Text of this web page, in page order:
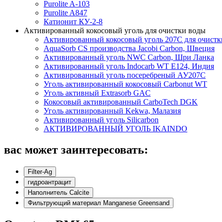
Purolite A-103
Purolite A847
Катионит КУ-2-8
Активированный кокосовый уголь для очистки воды
Активированный кокосовый уголь 207C для
AquaSorb CS производства Jacobi Carbon, Швеция
Активированный уголь NWC Carbon, Шри Ланка
Активированный уголь Indocarb WT E124, Индия
Активированный уголь посеребреный АУ207С
Уголь активированный кокосовый Carbonut WT
Уголь активный Extrasorb GAС
Кокосовый активированный CarboTech DGK
Уголь активированный Kekwa, Малазия
Активированный уголь Silicarbon
АКТИВИРОВАННЫЙ УГОЛЬ IKAINDO
вас может заинтересовать:
Filter-Ag
гидроантрацит
Наполнитель Calcite
Фильтрующий материал Manganese Greensand